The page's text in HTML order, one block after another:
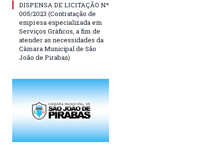
DISPENSA DE LICITAÇÃO Nº
005/2023 (Contratação de
empresa especializada em
Serviços Gráficos, a fim de
atender as necessidades da
Câmara Municipal de São
João de Pirabas)